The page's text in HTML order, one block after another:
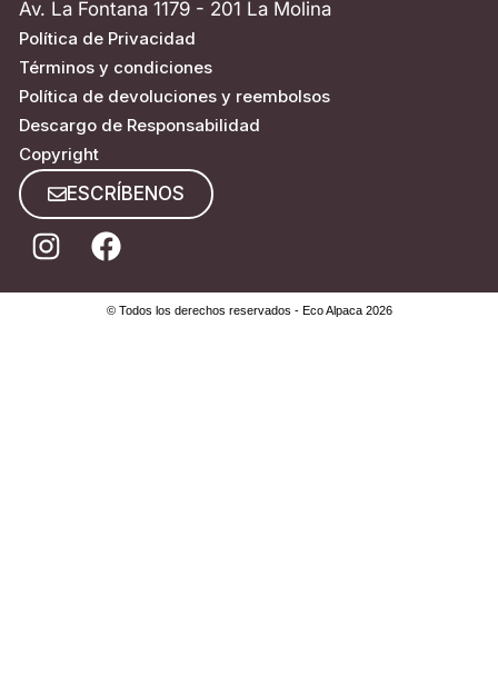
Av. La Fontana 1179 - 201 La Molina
Política de Privacidad
Términos y condiciones
Política de devoluciones y reembolsos
Descargo de Responsabilidad
Copyright
ESCRÍBENOS
© Todos los derechos reservados - Eco Alpaca 2026